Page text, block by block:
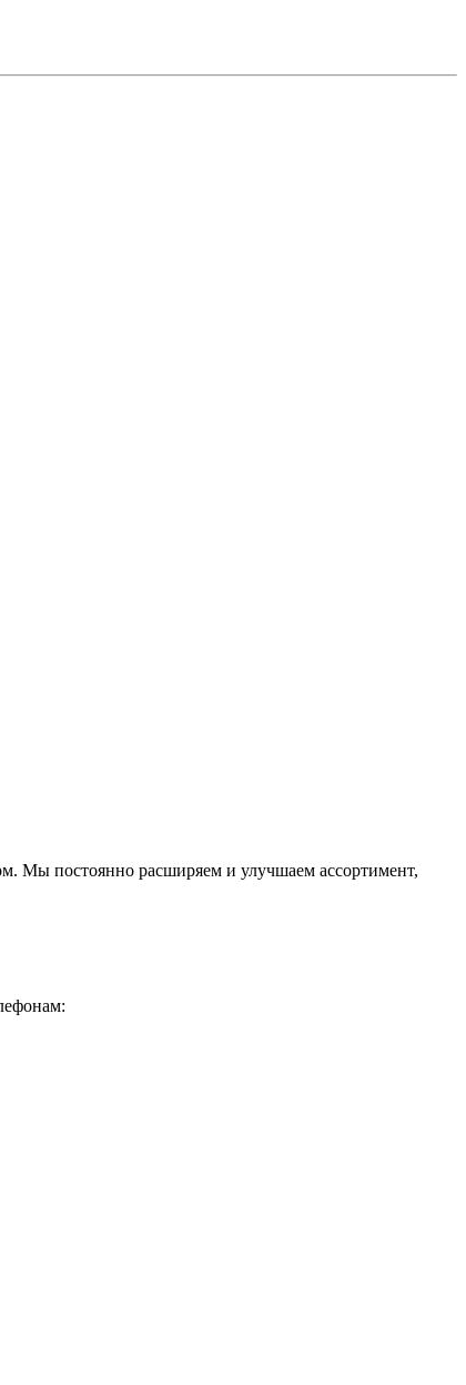
Мы постоянно расширяем и улучшаем ассортимент,